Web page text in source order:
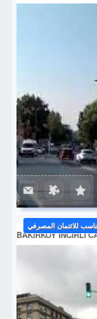
BAKIRKÖY İNCİRLİ
للائتمان المصرفي